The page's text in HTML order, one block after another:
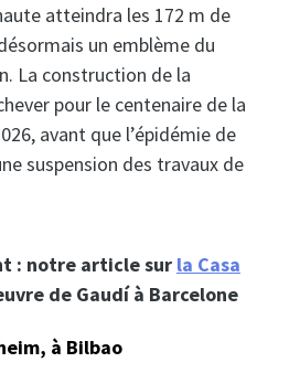
atteindra les 172 m de
un emblème du
La construction de la
pour le centenaire de la
avant que l’épidémie de
suspension des travaux de
: notre article sur la Casa
de Gaudí à Barcelone
à Bilbao